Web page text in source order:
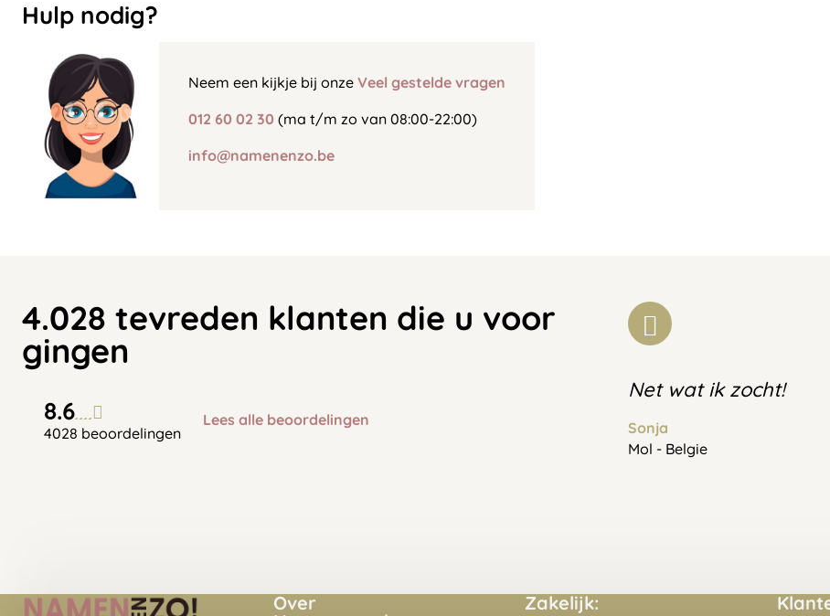
Hulp nodig?
Neem een kijkje bij onze Veel gestelde vragen
012 60 02 30 (ma t/m zo van 08:00-22:00)
info@namenenzo.be
4.028 tevreden klanten die u voor
gingen
8.6
4028 beoordelingen
Lees alle beoordelingen
Net wat ik zocht!
Sonja
Mol - Belgie
Over
Zakelijk: